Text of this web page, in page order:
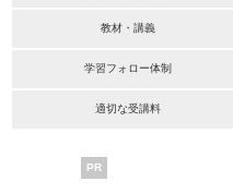
教材・講義
学習フォロー体制
適切な受講料
PR